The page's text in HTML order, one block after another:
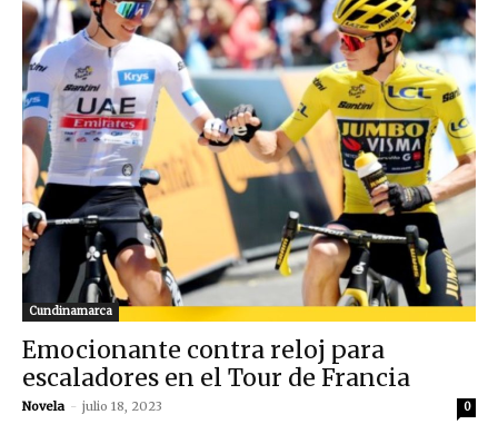
Cundinamarca
Emocionante contra reloj para
escaladores en el Tour de Francia
Novela - julio 18, 2023 0